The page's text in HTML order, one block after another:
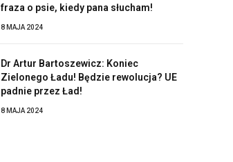
fraza o psie, kiedy pana słucham!
8 MAJA 2024
Dr Artur Bartoszewicz: Koniec
Zielonego Ładu! Będzie rewolucja? UE
padnie przez Ład!
8 MAJA 2024